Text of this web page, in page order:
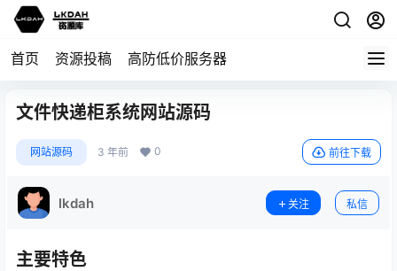
首页 资源投稿 高防低价服务器
文件快递柜系统网站源码
网站源码 3 年前 0 前往下载
lkdah 关注 私信
主要特色